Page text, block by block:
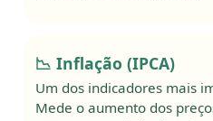
📉 Inflação (IPCA)
Um dos indicadores mais
Mede o aumento dos